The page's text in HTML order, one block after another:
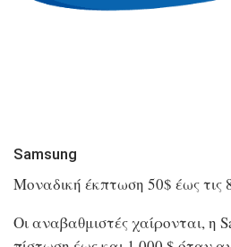
Samsung
Μοναδική έκπτωση 50$ έως τις
Οι αναβαθμιστές χαίρονται, η